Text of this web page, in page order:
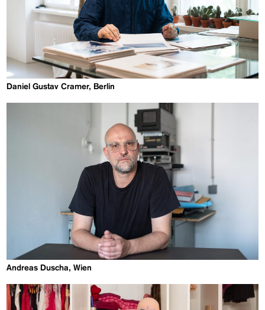
Daniel Gustav Cramer, Berlin
Andreas Duscha, Wien